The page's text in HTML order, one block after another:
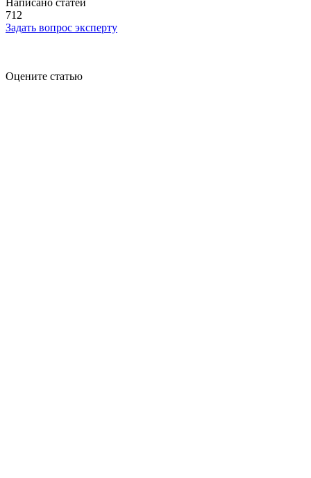
Написано статей
712
Задать вопрос эксперту
Оцените статью